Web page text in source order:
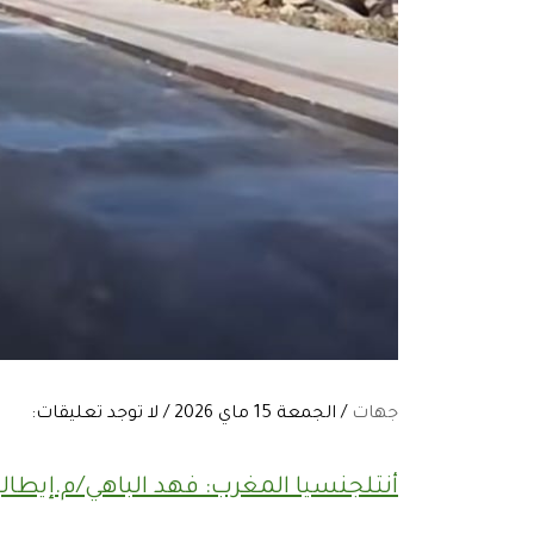
جهات / الجمعة 15 ماي 2026 / لا توجد تعليقات:
أنتلجنسيا المغرب: فهد الباهي/